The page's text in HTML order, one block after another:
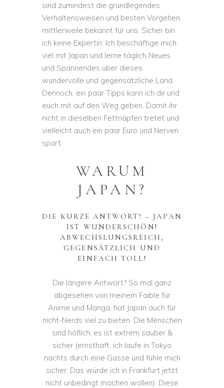
sind zumindest die grundlegendes
Verhaltensweisen und besten Vorgehen
mittlerweile bekannt für uns. Sicher bin
ich keine Expertin. Ich beschäftige mich
viel mit Japan und lerne täglich Neues
und Spannendes über dieses
wundervolle und gegensätzliche Land.
Dennoch, ein paar Tipps kann ich dir und
euch mit auf den Weg geben. Damit ihr
nicht in dieselben Fettnäpfen tretet und
vielleicht auch ein paar Euro und Nerven
spart.
WARUM
JAPAN?
DIE KURZE ANTWORT? – JAPAN
IST WUNDERSCHÖN!
ABWECHSLUNGSREICH,
GEGENSÄTZLICH UND
EINFACH TOLL!
Die längere Antwort? So mal ganz
abgesehen von meinem Faible für
Anime und Manga, hat Japan auch für
nicht-Nerds viel zu bieten. Die Menschen
sind höflich, es ist extrem sauber &
sicher (ernsthaft, ich laufe in Tokyo
nachts durch eine Gasse und fühle mich
sicher. Das würde ich in Frankfurt jetzt
nicht unbedingt machen wollen). Diese